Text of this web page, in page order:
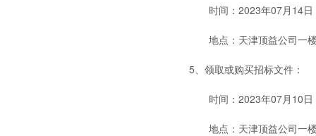
时间：2023年07月14日
地点：天津顶益公司一
5、领取或购买招标文件：
时间：2023年07月10日
地点：天津顶益公司一